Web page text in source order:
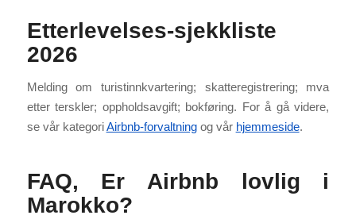
Etterlevelses-sjekkliste
2026
Melding om turistinnkvartering; skatteregistrering; mva
etter terskler; oppholdsavgift; bokføring. For å gå videre,
se vår kategoriAirbnb-forvaltningog vår hjemmeside.
FAQ, Er Airbnb lovlig i
Marokko?